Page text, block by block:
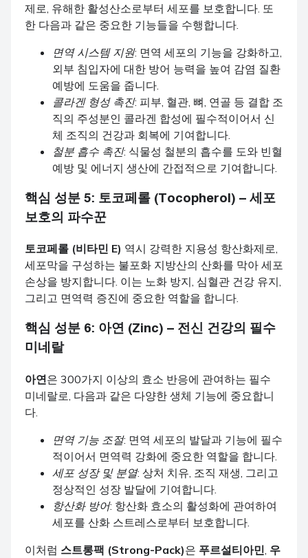
제로, 유해한 활성산소로부터 세포를 보호합니다. 또
한 다음과 같은 중요한 기능들을 수행합니다.
면역 시스템 지원: 면역 세포의 기능을 강화하고,
외부 침입자에 대한 방어 능력을 높여 감염 질환
예방에 도움을 줍니다.
콜라겐 형성 촉진: 피부, 혈관, 뼈, 연골 등 결합 조
직의 주성분인 콜라겐 합성에 필수적이어서 신
체 조직의 건강과 회복에 기여합니다.
철분 흡수 촉진: 식물성 철분의 흡수를 도와 빈혈
예방 및 에너지 생산에 간접적으로 기여합니다.
핵심 성분 5: 토코페롤 (Tocopherol) – 세포
보호의 파수꾼
토코페롤 (비타민 E) 역시 강력한 지용성 항산화제로,
세포막을 구성하는 불포화 지방산의 산화를 막아 세포
손상을 방지합니다. 이는 노화 방지, 심혈관 건강 유지,
그리고 면역력 증진에 중요한 역할을 합니다.
핵심 성분 6: 아연 (Zinc) – 전신 건강의 필수
미네랄
아연은 300가지 이상의 효소 반응에 관여하는 필수
미네랄로, 다음과 같은 다양한 생체 기능에 중요합니
다.
면역 기능 조절: 면역 세포의 발달과 기능에 필수
적이어서 면역력 강화에 중요한 역할을 합니다.
세포 성장 및 분열: 상처 치유, 조직 재생, 그리고
정상적인 성장 발달에 기여합니다.
항산화 방어: 항산화 효소의 활성화에 관여하여
세포를 산화 스트레스로부터 보호합니다.
이처럼 스트롱팩 (Strong-Pack)은 푸르설티아민 우